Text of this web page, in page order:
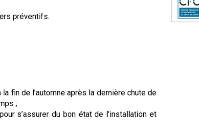
préventifs.
fin de l’automne après la dernière chute de
;
s’assurer du bon état de l’installation et